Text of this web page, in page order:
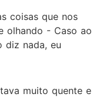
coisas que nos
olhando - Caso ao
diz nada, eu
muito quente e